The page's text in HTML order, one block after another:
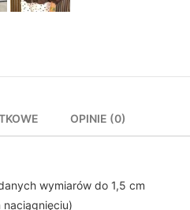
OPINIE (0)
wymiarów do 1,5 cm